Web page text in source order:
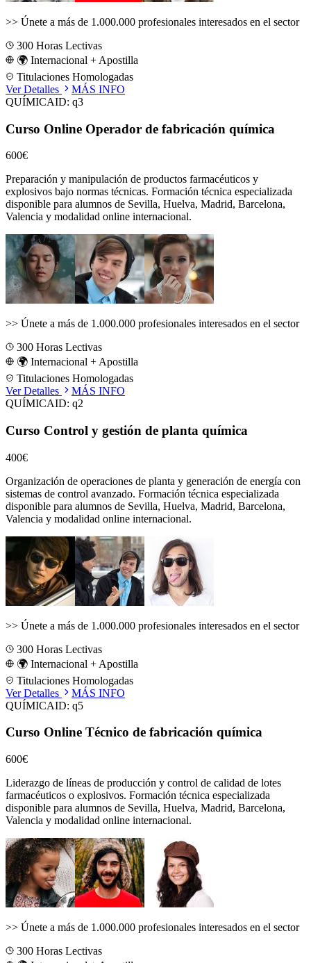
>> Únete a más de 1.000.000 profesionales interesados en el sector
300 Horas Lectivas
🌍 Internacional + Apostilla
Titulaciones Homologadas
Ver Detalles
MÁS INFO
QUÍMICAID: q3
Curso Online Operador de fabricación química
600€
Preparación y manipulación de productos farmacéuticos y
explosivos bajo normas técnicas. Formación técnica especializada
disponible para alumnos de Sevilla, Huelva, Madrid, Barcelona,
Valencia y modalidad online internacional.
>> Únete a más de 1.000.000 profesionales interesados en el sector
300 Horas Lectivas
🌍 Internacional + Apostilla
Titulaciones Homologadas
Ver Detalles
MÁS INFO
QUÍMICAID: q2
Curso Control y gestión de planta química
400€
Organización de operaciones de planta y generación de energía con
sistemas de control avanzado. Formación técnica especializada
disponible para alumnos de Sevilla, Huelva, Madrid, Barcelona,
Valencia y modalidad online internacional.
>> Únete a más de 1.000.000 profesionales interesados en el sector
300 Horas Lectivas
🌍 Internacional + Apostilla
Titulaciones Homologadas
Ver Detalles
MÁS INFO
QUÍMICAID: q5
Curso Online Técnico de fabricación química
600€
Liderazgo de líneas de producción y control de calidad de lotes
farmacéuticos o explosivos. Formación técnica especializada
disponible para alumnos de Sevilla, Huelva, Madrid, Barcelona,
Valencia y modalidad online internacional.
>> Únete a más de 1.000.000 profesionales interesados en el sector
300 Horas Lectivas